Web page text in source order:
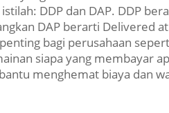
DDP dan DAP. DDP
DAP berarti Delivered
bagi perusahaan
siapa yang membayar
menghemat biaya dan